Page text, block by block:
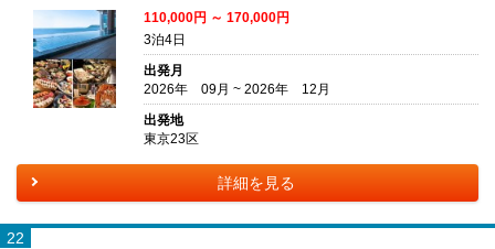
110,000円 ～ 170,000円
3泊4日
出発月
2026年 09月 ~ 2026年 12月
出発地
東京23区
詳細を見る
22